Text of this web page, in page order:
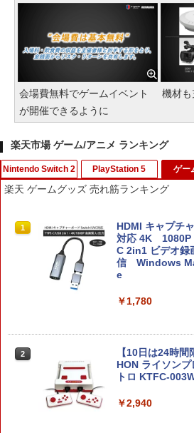
会場費無料でゲームイベント
が開催できるように
機材も
楽天市場 ゲーム/アニメ ランキング
Nintendo Switch 2
1
ゼルダの伝説
Nintendo
￥7,680
ition [NXS-P-
ンセツ ブレス
PlayStation 5
1
【ポイント5倍】
縦置き 冷却ファ
縦置き 垂直 充
収納 充電LEDラ
滑り止め 冷却台
￥3,600
2
【当店独自で
【中古】[PS5]
AGON QUEST
ゲー
楽天 ゲームグッズ 売れ筋ランキング
1
HDMI キャプチ
対応 4K 1080P
C 2in1 ビデオ録
信 Windows
e
￥1,780
2
【10日は24時
HON ライソン
トロ KTFC-
￥2,940